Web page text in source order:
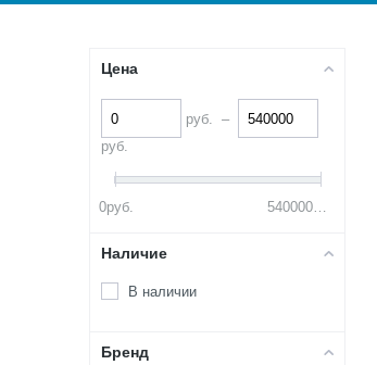
Цена
руб.
–
руб.
0руб. 540000руб.
Наличие
В наличии
Бренд